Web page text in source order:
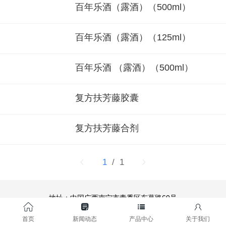
百年乐酒（露酒）（500ml）
百年乐酒（露酒）（125ml）
百年乐酒 （露酒）（500ml）
复方扶芳藤胶囊
复方扶芳藤合剂
1 / 1
地址：中国广西南宁市青秀区东葛路60号
电话：0771-5862051
0771-5863170
传真：0771-5855189
舆情举报电话：0771-5851566
首页 新闻动态 产品中心 关于我们